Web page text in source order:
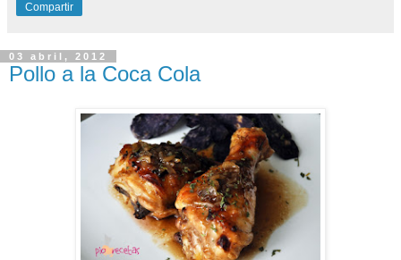
Compartir
03 abril, 2012
Pollo a la Coca Cola